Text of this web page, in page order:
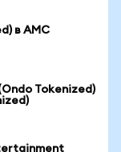
в AMC
Tokenized)